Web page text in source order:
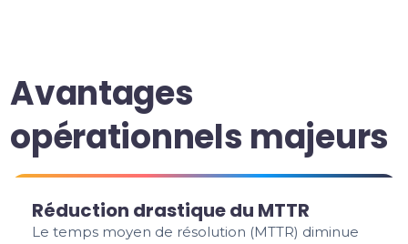
Avantages
opérationnels majeurs
Réduction drastique du MTTR
Le temps moyen de résolution (MTTR) diminue